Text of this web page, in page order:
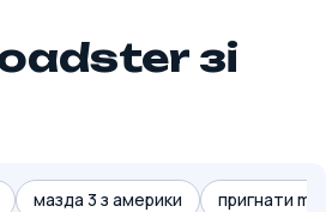
зі
мазда 3 з америки пригнати